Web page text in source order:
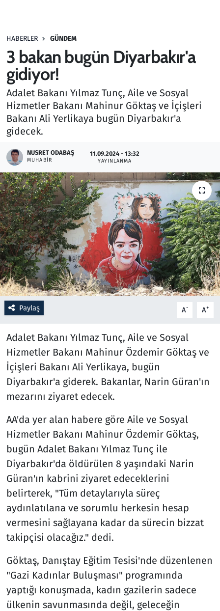
HABERLER GÜNDEM
3 bakan bugün Diyarbakır'a
gidiyor!
Adalet Bakanı Yılmaz Tunç, Aile ve Sosyal
Hizmetler Bakanı Mahinur Göktaş ve İçişleri
Bakanı Ali Yerlikaya bugün Diyarbakır'a
gidecek.
NUSRET ODABAŞ
MUHABIR
11.09.2024 - 13:32
YAYINLANMA
Paylaş A- A+
Adalet Bakanı Yılmaz Tunç, Aile ve Sosyal
Hizmetler Bakanı Mahinur Özdemir Göktaş ve
İçişleri Bakanı Ali Yerlikaya, bugün
Diyarbakır'a giderek. Bakanlar, Narin Güran'ın
mezarını ziyaret edecek.
AA'da yer alan habere göre Aile ve Sosyal
Hizmetler Bakanı Mahinur Özdemir Göktaş,
bugün Adalet Bakanı Yılmaz Tunç ile
Diyarbakır'da öldürülen 8 yaşındaki Narin
Güran'ın kabrini ziyaret edeceklerini
belirterek, "Tüm detaylarıyla süreç
aydınlatılana ve sorumlu herkesin hesap
vermesini sağlayana kadar da sürecin bizzat
takipçisi olacağız." dedi.
Göktaş, Danıştay Eğitim Tesisi'nde düzenlenen
"Gazi Kadınlar Buluşması" programında
yaptığı konuşmada, kadın gazilerin sadece
ülkenin savunmasında değil, geleceğin
Haber
Kültür Sanat
Kurumsal Haberler
Lezzet Durağı
Oyun
Ramazan
Resmi İlanlar
Rüya Tabirleri
Sağlık
Savunma Sanayi
Seçim 2023
Spor
Teknoloji ve Bilim
Televizyon